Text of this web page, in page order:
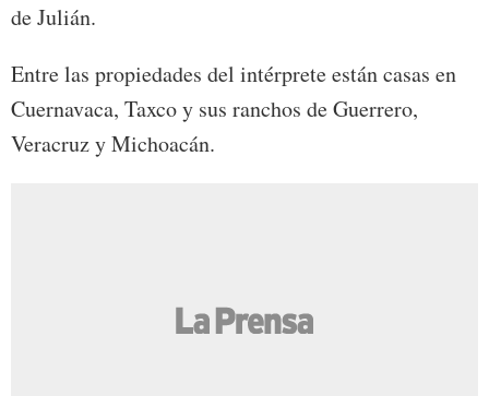
de Julián.
Entre las propiedades del intérprete están casas en
Cuernavaca, Taxco y sus ranchos de Guerrero,
Veracruz y Michoacán.